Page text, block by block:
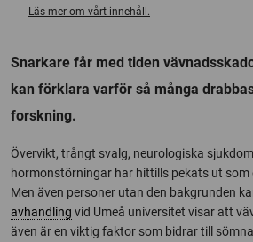
Läs mer om vårt innehåll.
Snarkare får med tiden
kan förklara varför så många
forskning.
Övervikt, trångt svalg, neurologiska
hormonstörningar har hittills pekats ut som
Men även personer utan den bakgrunden
avhandling vid Umeå universitet visar att
även är en viktig faktor som bidrar till